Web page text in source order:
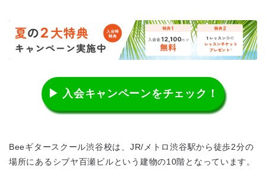
▶ 入会キャンペーンをチェック！
Beeギタースクール渋谷校は、JR/メトロ渋谷駅から徒歩2分の
場所にあるシブヤ百瀬ビルという建物の10階となっています。